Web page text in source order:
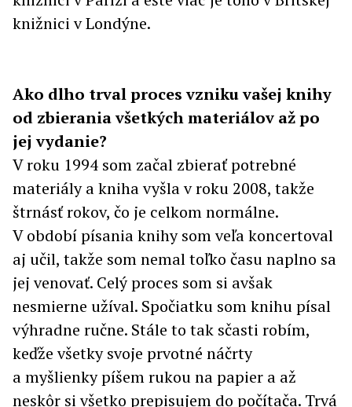
knižnici v Londýne.
Ako dlho trval proces vzniku vašej knihy
od zbierania všetkých materiálov až po
jej vydanie?
V roku 1994 som začal zbierať potrebné
materiály a kniha vyšla v roku 2008, takže
štrnásť rokov, čo je celkom normálne.
V období písania knihy som veľa koncertoval
aj učil, takže som nemal toľko času naplno sa
jej venovať. Celý proces som si avšak
nesmierne užíval. Spočiatku som knihu písal
výhradne ručne. Stále to tak sčasti robím,
keďže všetky svoje prvotné náčrty
a myšlienky píšem rukou na papier a až
neskôr si všetko prepisujem do počítača. Trvá